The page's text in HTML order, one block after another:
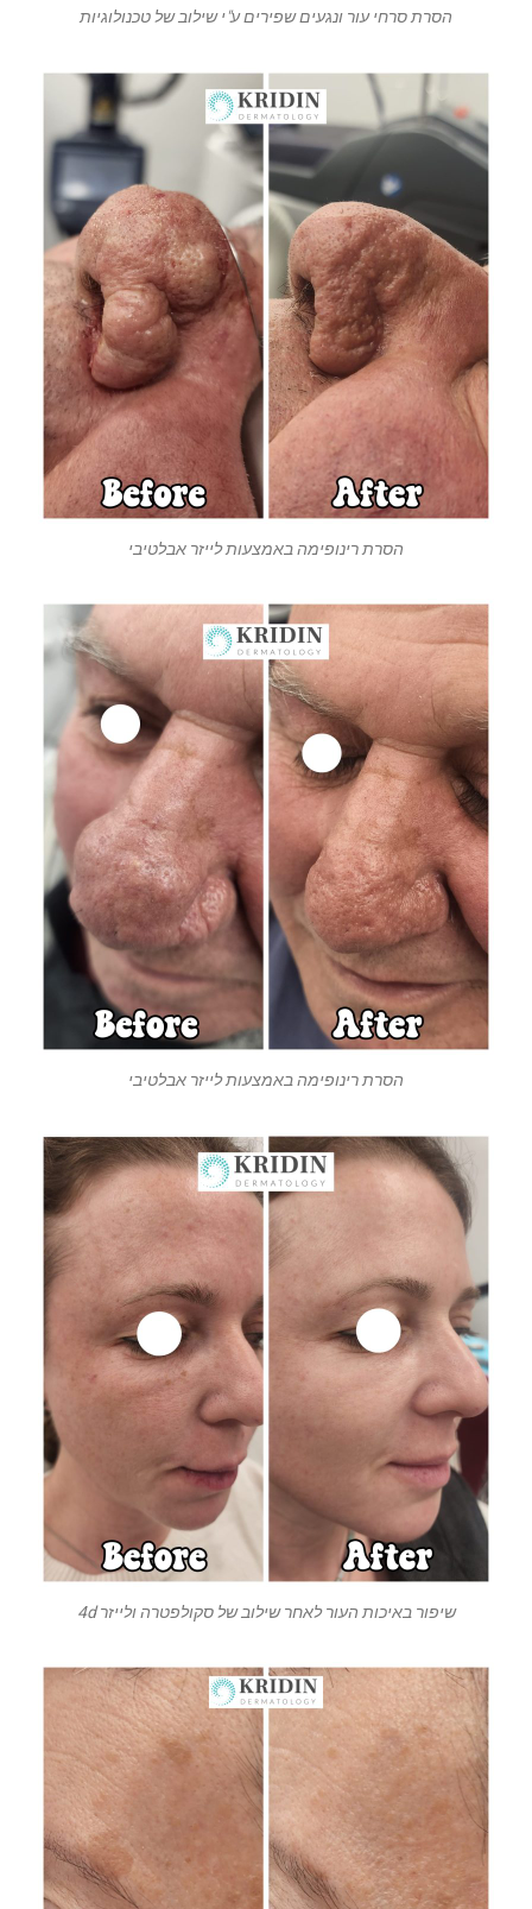
הסרת סרחי עור ונגעים שפירים ע"י שילוב של טכנולוגיות
הסרת רינופימה באמצעות לייזר אבלטיבי
הסרת רינופימה באמצעות לייזר אבלטיבי
שיפור באיכות העור לאחר שילוב של סקולפטרה ולייזר 4d